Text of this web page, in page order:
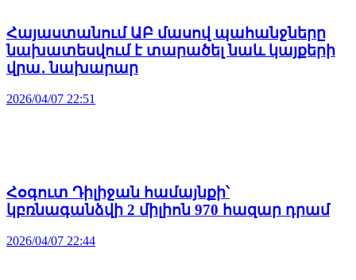
Հայաստանում ԱԲ մասով պահանջները
նախատեսվում է տարածել նաև կայքերի
վրա․ նախարար
2026/04/07 22:51
Հօգուտ Դիլիջան համայնքի՝
կբռնագանձվի 2 միլիոն 970 հազար դրամ
2026/04/07 22:44